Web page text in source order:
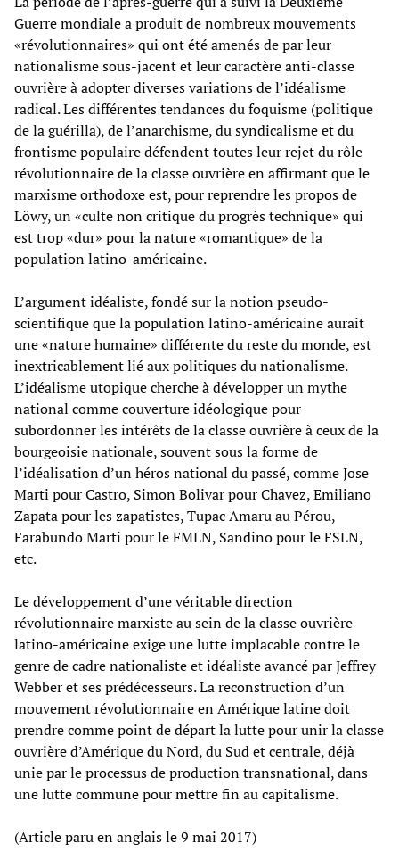
Guerre mondiale a produit de nombreux mouvements
«révolutionnaires» qui ont été amenés de par leur
nationalisme sous-jacent et leur caractère anti-classe
ouvrière à adopter diverses variations de l’idéalisme
radical. Les différentes tendances du foquisme (politique
de la guérilla), de l’anarchisme, du syndicalisme et du
frontisme populaire défendent toutes leur rejet du rôle
révolutionnaire de la classe ouvrière en affirmant que le
marxisme orthodoxe est, pour reprendre les propos de
Löwy, un «culte non critique du progrès technique» qui
est trop «dur» pour la nature «romantique» de la
population latino-américaine.
L’argument idéaliste, fondé sur la notion pseudo-
scientifique que la population latino-américaine aurait
une «nature humaine» différente du reste du monde, est
inextricablement lié aux politiques du nationalisme.
L’idéalisme utopique cherche à développer un mythe
national comme couverture idéologique pour
subordonner les intérêts de la classe ouvrière à ceux de la
bourgeoisie nationale, souvent sous la forme de
l’idéalisation d’un héros national du passé, comme Jose
Marti pour Castro, Simon Bolivar pour Chavez, Emiliano
Zapata pour les zapatistes, Tupac Amaru au Pérou,
Farabundo Marti pour le FMLN, Sandino pour le FSLN,
etc.
Le développement d’une véritable direction
révolutionnaire marxiste au sein de la classe ouvrière
latino-américaine exige une lutte implacable contre le
genre de cadre nationaliste et idéaliste avancé par Jeffrey
Webber et ses prédécesseurs. La reconstruction d’un
mouvement révolutionnaire en Amérique latine doit
prendre comme point de départ la lutte pour unir la classe
ouvrière d’Amérique du Nord, du Sud et centrale, déjà
unie par le processus de production transnational, dans
une lutte commune pour mettre fin au capitalisme.
(Article paru en anglais le 9 mai 2017)